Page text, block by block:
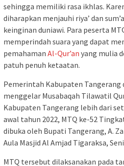
sehingga memiliki rasa ikhlas.
diharapkan menjauhi riya’ dan
keinginan duniawi. Para peserta
memperindah suara yang dapat
pemahaman Al-Qur’an yang mulia
patuh penuh ketaatan.
Pemerintah Kabupaten Tangerang
menggelar Musabaqah Tilawatil
Kabupaten Tangerang lebih dari
awal tahun 2022, MTQ ke-52
dibuka oleh Bupati Tangerang, A.
Aula Masjid Al Amjad Tigaraksa,
MTQ tersebut dilaksanakan pada